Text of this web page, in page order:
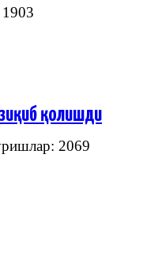
қолишди
2069